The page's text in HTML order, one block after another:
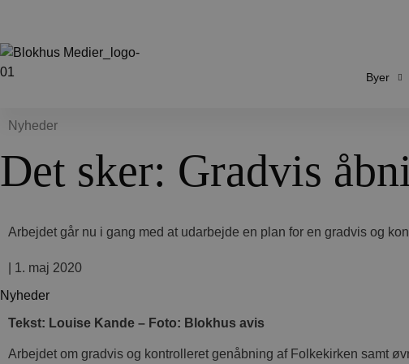
Byer
Nyheder
Det sker: Gradvis
Arbejdet går nu i gang med at udarbejde en plan for en gradvis og
1. maj 2020
Nyheder
Tekst: Louise Kande – Foto: Blokhus avis
Arbejdet om gradvis og kontrolleret genåbning af Folkekirken samt